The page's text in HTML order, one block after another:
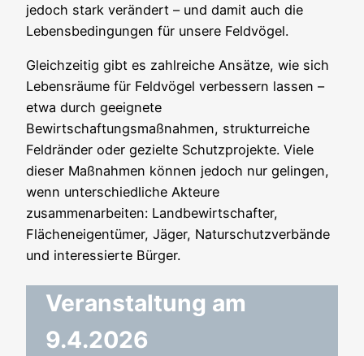
jedoch stark verändert – und damit auch die
Lebensbedingungen für unsere Feldvögel.
Gleichzeitig gibt es zahlreiche Ansätze, wie sich
Lebensräume für Feldvögel verbessern lassen –
etwa durch geeignete
Bewirtschaftungsmaßnahmen, strukturreiche
Feldränder oder gezielte Schutzprojekte. Viele
dieser Maßnahmen können jedoch nur gelingen,
wenn unterschiedliche Akteure
zusammenarbeiten: Landbewirtschafter,
Flächeneigentümer, Jäger, Naturschutzverbände
und interessierte Bürger.
Veranstaltung am
9.4.2026